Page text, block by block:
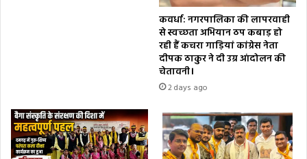
कवर्धा: नगरपालिका की लापरवाही
से स्वच्छता अभियान ठप कबाड़ हो
रही हैं कचरा गाड़ियां कांग्रेस नेता
दीपक ठाकुर ने दी उग्र आंदोलन की
चेतावनी।
2 days ago